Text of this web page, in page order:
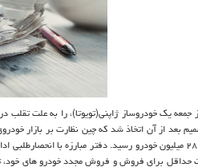
جمعه یك خودروساز ژاپنی(تویوتا)، را به علت
دلار) جریمه كرد. این تصمیم بعد از آن اتخاذ شد كه چین
حداقل برای فروش و فروش مجدد خودرو های